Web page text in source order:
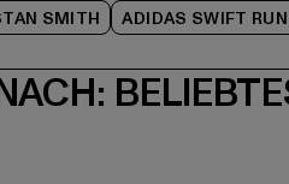
SMITH ADIDAS SWIFT RUN